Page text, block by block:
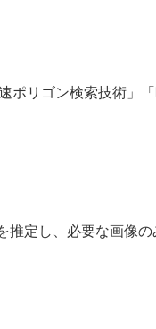
ポリゴン検索技術」
推定し、必要な画像の